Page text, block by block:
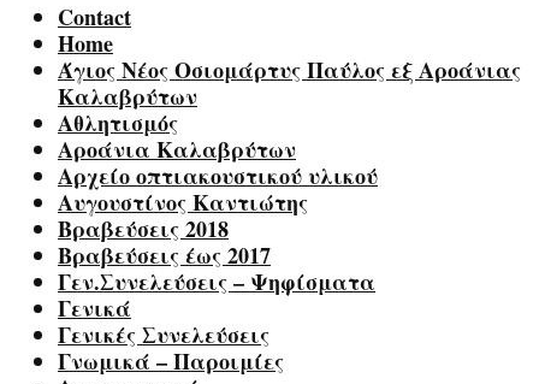
Contact
Home
Άγιος Νέος Οσιομάρτυς Παύλος εξ Αροάνιας
Καλαβρύτων
Αθλητισμός
Αροάνια Καλαβρύτων
Αρχείο οπτιακουστικού υλικού
Αυγουστίνος Καντιώτης
Βραβεύσεις 2018
Βραβεύσεις έως 2017
Γεν.Συνελεύσεις – Ψηφίσματα
Γενικά
Γενικές Συνελεύσεις
Γνωμικά – Παροιμίες